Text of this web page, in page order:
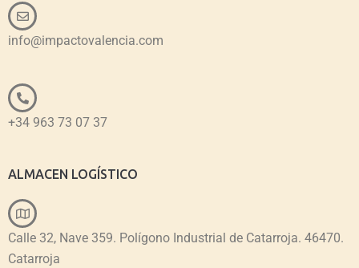
info@impactovalencia.com
+34 963 73 07 37
ALMACEN LOGÍSTICO
Calle 32, Nave 359. Polígono Industrial de Catarroja. 46470.
Catarroja